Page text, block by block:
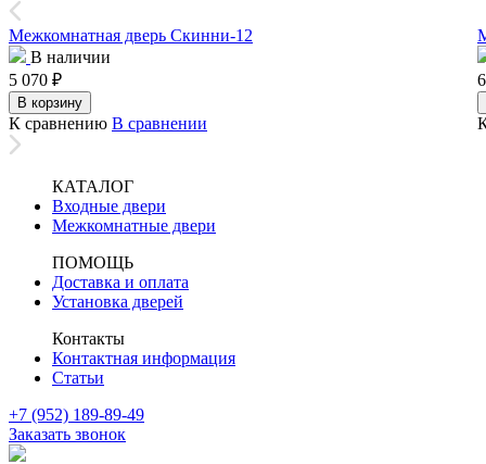
Межкомнатная дверь Скинни-12
В наличии
5 070 ₽
В корзину
К сравнению В сравнении
КАТАЛОГ
Входные двери
Межкомнатные двери
ПОМОЩЬ
Доставка и оплата
Установка дверей
Контакты
Контактная информация
Статьи
+7 (952) 189-89-49
Заказать звонок